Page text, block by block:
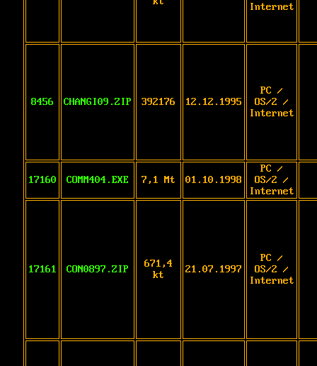
Internet
8456 CHANGI09.ZIP 392176 12.12.1995
PC /
OS/2 /
Internet
17160 COMM404.EXE 7,1 Mt 01.10.1998
PC /
OS/2 /
Internet
17161 CON0897.ZIP
671,4
kt
21.07.1997
PC /
OS/2 /
Internet